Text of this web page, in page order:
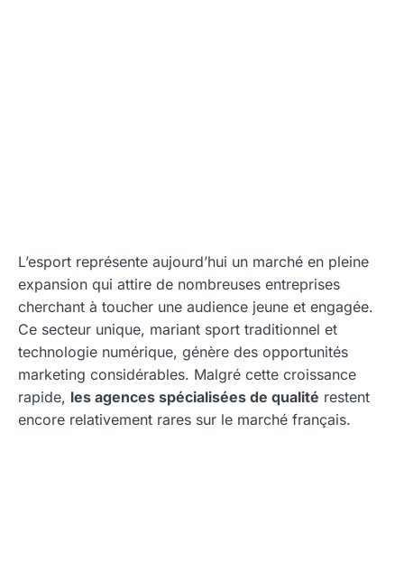
L’esport représente aujourd’hui un marché en pleine
expansion qui attire de nombreuses entreprises
cherchant à toucher une audience jeune et engagée.
Ce secteur unique, mariant sport traditionnel et
technologie numérique, génère des opportunités
marketing considérables. Malgré cette croissance
rapide, les agences spécialisées de qualité restent
encore relativement rares sur le marché français.